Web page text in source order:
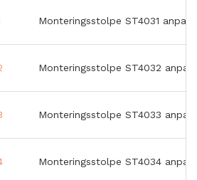
Monteringsstolpe ST4031
Monteringsstolpe ST4032
Monteringsstolpe ST4033
Monteringsstolpe ST4034